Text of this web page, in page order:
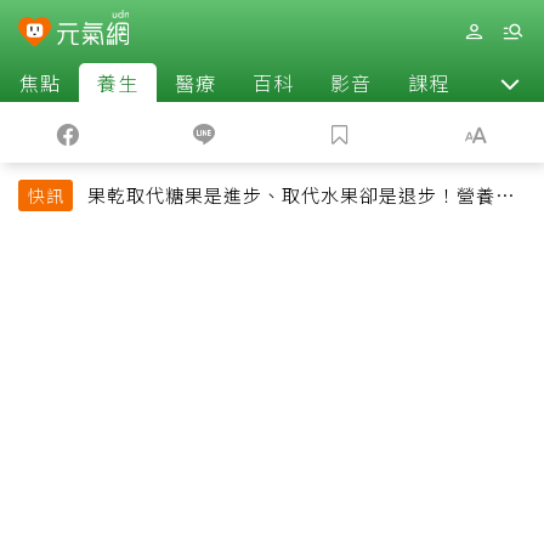
焦點 養生 醫療 百科 影音 課程 退休
快訊
果乾取代糖果是進步、取代水果卻是退步！營養師